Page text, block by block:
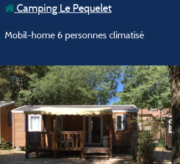
Camping Le Pequelet
Mobil-home 6 personnes climatisé